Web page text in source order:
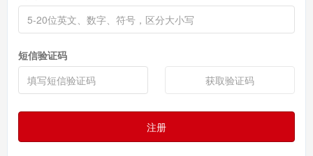
短信验证码
获取验证码
注册